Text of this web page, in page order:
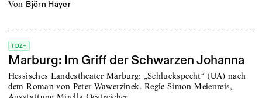
von Björn Hayer
TDZ+
Marburg: Im Griff der Schwarzen Johanna
Hessisches Landestheater Marburg: „Schluckspecht“ (UA) nach
dem Roman von Peter Wawerzinek. Regie Simon Meienreis,